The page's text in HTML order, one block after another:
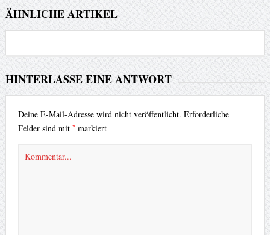
ÄHNLICHE ARTIKEL
HINTERLASSE EINE ANTWORT
Deine E-Mail-Adresse wird nicht veröffentlicht. Erforderliche
Felder sind mit *markiert